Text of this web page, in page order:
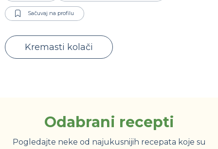
Sačuvaj na profilu
Kremasti kolači
Odabrani recepti
Pogledajte neke od najukusnijih recepata koje su